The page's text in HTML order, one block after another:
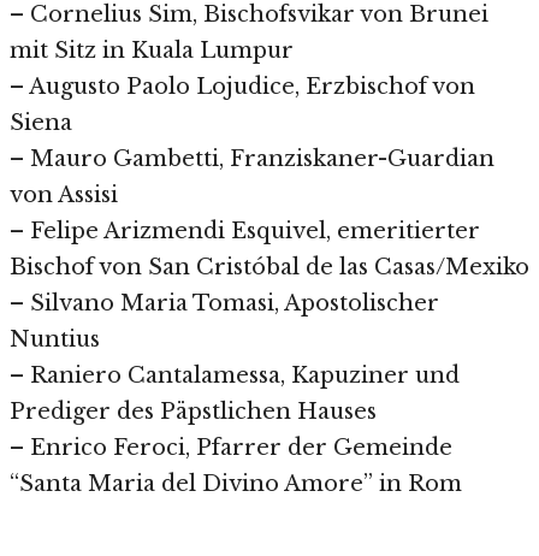
– Cornelius Sim, Bischofsvikar von Brunei
mit Sitz in Kuala Lumpur
– Augusto Paolo Lojudice, Erzbischof von
Siena
– Mauro Gambetti, Franziskaner-Guardian
von Assisi
– Felipe Arizmendi Esquivel, emeritierter
Bischof von San Cristóbal de las Casas/Mexiko
– Silvano Maria Tomasi, Apostolischer
Nuntius
– Raniero Cantalamessa, Kapuziner und
Prediger des Päpstlichen Hauses
– Enrico Feroci, Pfarrer der Gemeinde
“Santa Maria del Divino Amore” in Rom